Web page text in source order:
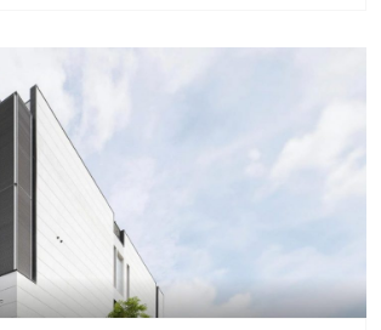
ในบ้านให้รับรู้ซึ่งกันและกันได้อีกด้วย
สวน ที่อยู่กึ่งกลางของบ้านนั้น ช่วยเป็น
กับเรื่องราวภายในบ้าน เป็นส่วนเชื่อมโยงทุก
บรรยากาศเชื่อมโยงไปสู่ภายนอกผ่านช่อง
ได้ สวน และแมกไม้นั้น มีการเติบโตต่างจาก
เนินไปจะทำให้ผู้อยู่อาศัยรู้สึกถึงความผูกพันที่
รูปธรรม ซึ่งนี่ก็อาจเป็นอีกฟังก์ชันหนึ่งที่สวน
ม้ใหญอย่างต้นแจงต้นนี้จะให้ได้ โดยเฉพาะ
ๆ โดยรอบ จึงทำให้การออกแบบจำเป็นที่จะ
ความเป็นส่วนตัว ในขณะที่ต้องเปิดรับบริบท
าสู่ตัวบ้านได้สะดวกด้วยเช่นกัน บ่อยครั้งที่
มักมาพร้อมกับแสงที่สว่างสดใส แต่แสงที่เจิด
ให้รู้สึกผ่อนคลายได้ยาก โดยเฉพาะกับ
เทศที่แดดช่างร้อนแรง สภาวะน่าสบายของ
ารเปิดรับแสงธรรมชาติแต่พอดี ในเงาสลัว
ลาย ผสานพื้นที่พิเศษของครอบครัว การ